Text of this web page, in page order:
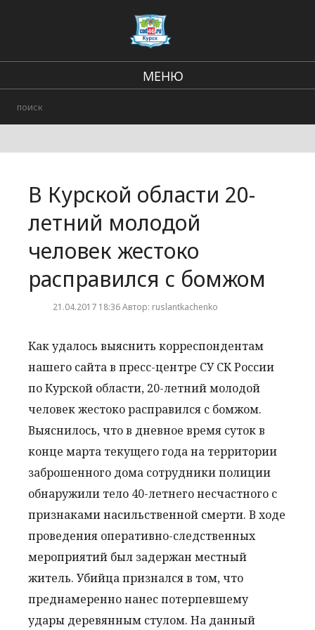
МЕНЮ
Городские события
В Курской области 20-
летний молодой
человек жестоко
расправился с бомжом
21.04.2017 18:36 Автор: ruslantkachenko
Какудалось выяснить корреспондентам
нашего сайтав пресс-центре СУ СКРоссии
поКурской области, 20-летниймолодой
человекжестокорасправился с бомжом.
Выяснилось,чтов дневное время сутокв
конце марта текущегогодана территории
заброшенного дома сотрудникиполиции
обнаружили тело 40-летнегонесчастного с
признакаминасильственной смерти. В ходе
проведения оперативно-следственных
мероприятий был задержан местный
житель. Убийцапризналсяв том,что
преднамереннонанеспотерпевшему
удары деревянным стулом. На данный